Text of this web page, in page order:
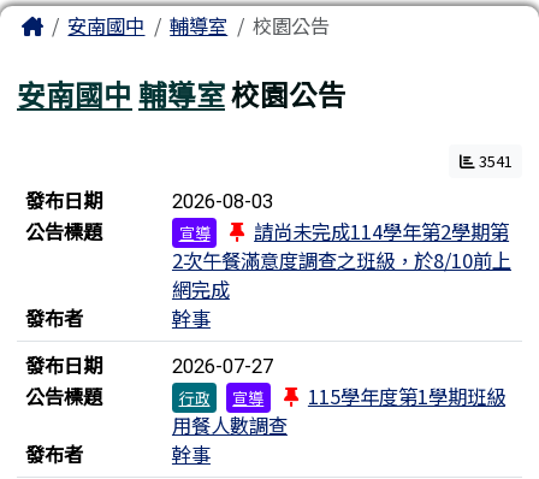
主內容區域
Home安南國中 輔導室 校園公告
安南國中 輔導室校園公告
3541
新聞列表
發布日期 2026-08-03
公告標題 宣導
請尚未完成114學年第2學期第
2次午餐滿意度調查之班級，於8/10前上
網完成
發布者
幹事
發布日期
2026-07-27
公告標題 行政 宣導
115學年度第1學期班級
用餐人數調查
發布者
幹事
頁尾區域